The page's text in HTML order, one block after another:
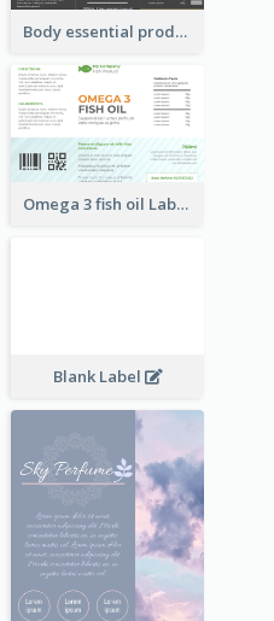
Body essential product label
Omega 3 fish oil Label
Blank Label